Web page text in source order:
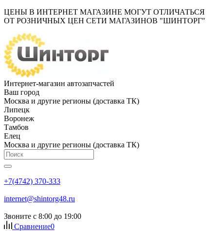
ЦЕНЫ В ИНТЕРНЕТ МАГАЗИНЕ МОГУТ ОТЛИЧАТЬСЯ
ОТ РОЗНИЧНЫХ ЦЕН СЕТИ МАГАЗИНОВ "ШИНТОРГ"
Интернет-магазин автозапчастей
Ваш город
Москва и другие регионы (доставка ТК)
Липецк
Воронеж
Тамбов
Елец
Москва и другие регионы (доставка ТК)
+7(4742) 370-333
internet@shintorg48.ru
Звоните с 8:00 до 19:00
Сравнение0